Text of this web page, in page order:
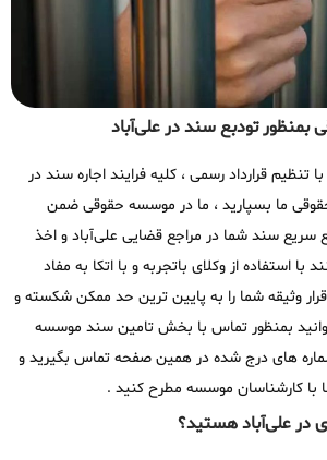
تودبع سند در علی‌آباد
تنظیم قرارداد رسمی ، کلیه فرایند اجاره سند در
ما بسپارید ، ما در موسسه حقوقی ضمن
سریع سند شما در مراجع قضایی علی‌آباد و اخذ
با استفاده از وکلای باتجربه و با اتکا به مفاد
وثیقه شما را به پایین ترین حد ممکن شکسته و
بمنظور تماس با بخش تامین سند موسسه
های درج شده در همین صفحه تماس بگیرید و
با کارشناسان موسسه مطرح کنید .
در علی‌آباد هستید؟